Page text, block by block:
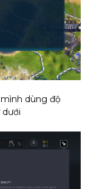
dùng độ